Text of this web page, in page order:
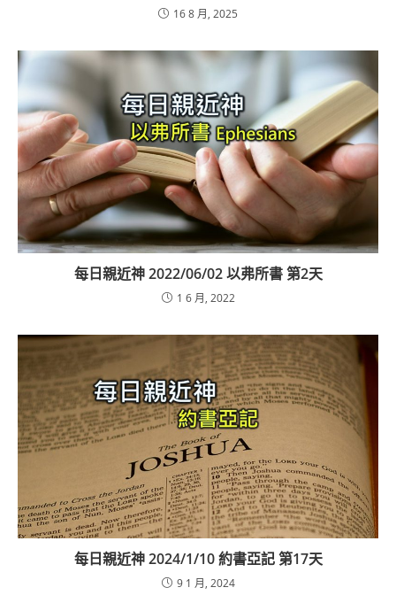
16 8 月, 2025
每日親近神 2022/06/02 以弗所書 第2天
1 6 月, 2022
每日親近神 2024/1/10 約書亞記 第17天
9 1 月, 2024